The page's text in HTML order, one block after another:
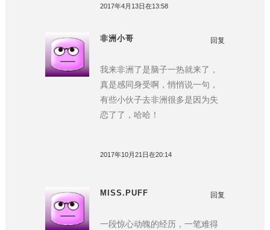
2017年4月13日在13:58
非洲小哥 回复
我来非洲了是脑子一热就来了，
真是感同身受啊，悄悄说一句，
有些小伙子去非洲很多是因为失
恋了了，哈哈！
2017年10月21日在20:14
MISS.PUFF 回复
一段惊心动魄的经历，一笔难得